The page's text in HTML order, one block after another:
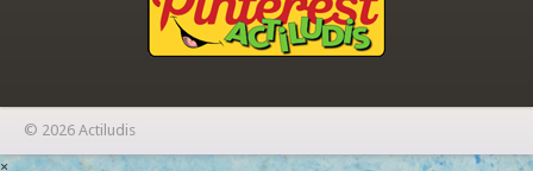
© 2026 Actiludis
×